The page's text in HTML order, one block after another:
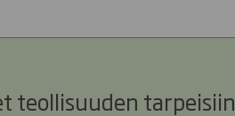
teollisuuden tarpeisiin